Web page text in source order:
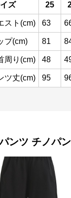
ズ 25
スト(cm) 63
プ(cm) 81
周り(cm) 48
ツ丈(cm) 95
ンツ チノパン